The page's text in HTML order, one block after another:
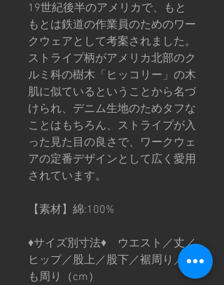
19世紀後半のアメリカで、もと
もとは鉄道の作業員のためのワー
クウェアとして考案されました。
ストライプ柄がアメリカ北部のク
ルミ科の樹木「ヒッコリー」の木
肌に似ているということから名づ
けられ、デニム生地のためタフな
ことはもちろん、ストライプが入
った見た目の良さで、ワークウェ
アの定番デザインとして広く愛用
されています。
【素材】綿:100%
♦︎サイズ別寸法♦︎ ウエスト／丈／
ヒップ／股上／股下／裾周り／も
も周り（cm）